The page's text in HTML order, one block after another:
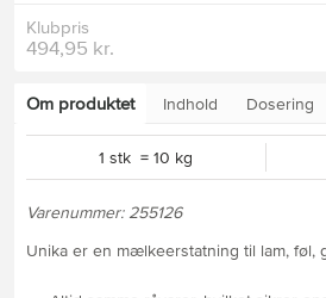
Klubpris
494,95 kr.
Om produktet Indhold Dosering
1 stk = 10 kg
Varenummer: 255126
Unika er en mælkeerstatning til lam, føl,